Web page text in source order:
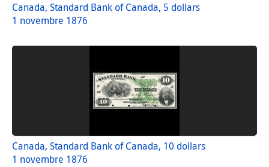
Canada, Standard Bank of Canada, 5 dollars
1 novembre 1876
Canada, Standard Bank of Canada, 10 dollars
1 novembre 1876